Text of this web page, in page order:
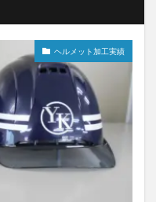
ヘルメット加工実績